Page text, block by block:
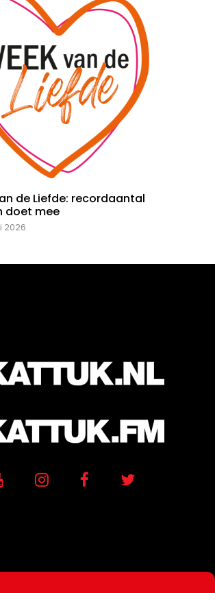
de Liefde: recordaantal
doet mee
2026